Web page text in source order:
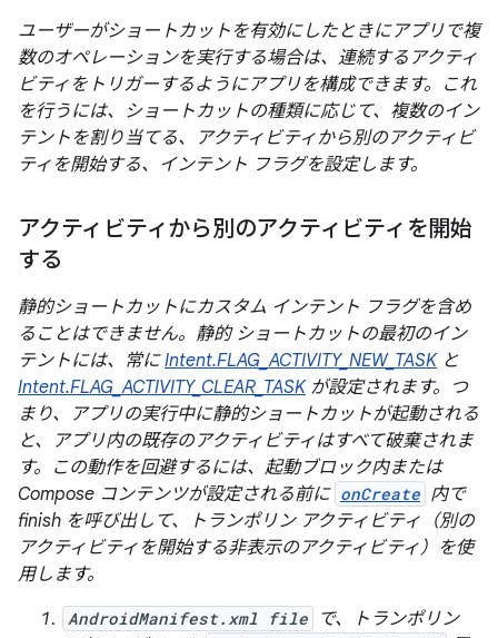
ユーザーがショートカットを有効にしたときにアプリで複
数のオペレーションを実行する場合は、連続するアクティ
ビティをトリガーするようにアプリを構成できます。これ
を行うには、ショートカットの種類に応じて、複数のイン
テントを割り当てる、アクティビティから別のアクティビ
ティを開始する、インテント フラグを設定します。
アクティビティから別のアクティビティを開始
する
静的ショートカットにカスタム インテント フラグを含め
ることはできません。静的 ショートカットの最初のイン
テントには、常にIntent.FLAG_ACTIVITY_NEW_TASKと
Intent.FLAG_ACTIVITY_CLEAR_TASKが設定されます。つ
まり、アプリの実行中に静的ショートカットが起動される
と、アプリ内の既存のアクティビティはすべて破棄されま
す。この動作を回避するには、起動ブロック内または
Compose コンテンツが設定される前に onCreate 内で
finish を呼び出して、トランポリン アクティビティ（別の
アクティビティを開始する非表示のアクティビティ）を使
用します。
AndroidManifest.xml file
で、トランポリン